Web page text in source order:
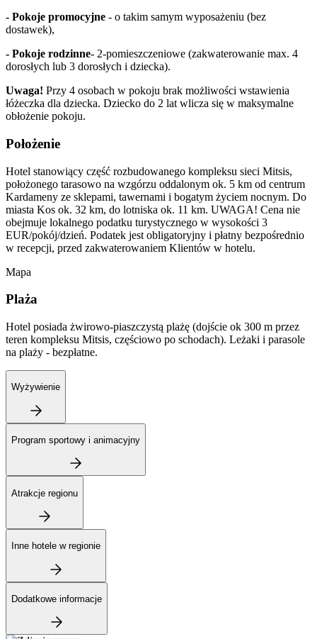
- Pokoje promocyjne - o takim samym wyposażeniu (bez
dostawek),
- Pokoje rodzinne- 2-pomieszczeniowe (zakwaterowanie max. 4
dorosłych lub 3 dorosłych i dziecka).
Uwaga! Przy 4 osobach w pokoju brak możliwości wstawienia
łóżeczka dla dziecka. Dziecko do 2 lat wlicza się w maksymalne
obłożenie pokoju.
Położenie
Hotel stanowiący część rozbudowanego kompleksu sieci Mitsis,
położonego tarasowo na wzgórzu oddalonym ok. 5 km od centrum
Kardameny ze sklepami, tawernami i bogatym życiem nocnym. Do
miasta Kos ok. 32 km, do lotniska ok. 11 km. UWAGA! Cena nie
obejmuje lokalnego podatku turystycznego w wysokości 3
EUR/pokój/dzień. Podatek jest obligatoryjny i płatny bezpośrednio
w recepcji, przed zakwaterowaniem Klientów w hotelu.
Mapa
Plaża
Hotel posiada żwirowo-piaszczystą plażę (dojście ok 300 m przez
teren kompleksu Mitsis, częściowo po schodach). Leżaki i parasole
na plaży - bezpłatne.
Wyżywienie
Program sportowy i animacyjny
Atrakcje regionu
Inne hotele w regionie
Dodatkowe informacje